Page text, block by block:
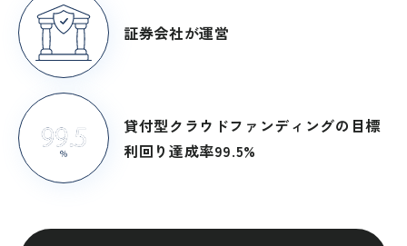
証券会社が運営
貸付型クラウドファンディングの 目標
利回り達成率99.5%